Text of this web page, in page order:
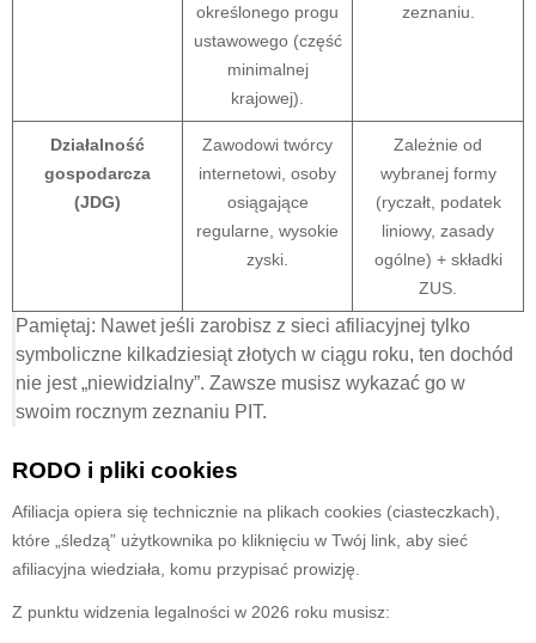
określonego progu
ustawowego (część
minimalnej
krajowej).
zeznaniu.
Działalność
gospodarcza
(JDG)
Zawodowi twórcy
internetowi, osoby
osiągające
regularne, wysokie
zyski.
Zależnie od
wybranej formy
(ryczałt, podatek
liniowy, zasady
ogólne) + składki
ZUS.
Pamiętaj: Nawet jeśli zarobisz z sieci afiliacyjnej tylko
symboliczne kilkadziesiąt złotych w ciągu roku, ten dochód
nie jest „niewidzialny”. Zawsze musisz wykazać go w
swoim rocznym zeznaniu PIT.
RODO i pliki cookies
Afiliacja opiera się technicznie na plikach cookies (ciasteczkach),
które „śledzą” użytkownika po kliknięciu w Twój link, aby sieć
afiliacyjna wiedziała, komu przypisać prowizję.
Z punktu widzenia legalności w 2026 roku musisz: